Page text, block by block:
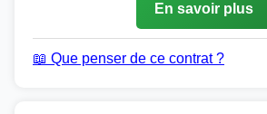
En savoir plus
📖 Que penser de ce contrat ?